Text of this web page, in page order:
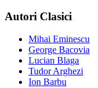
Autori Clasici
Mihai Eminescu
George Bacovia
Lucian Blaga
Tudor Arghezi
Ion Barbu